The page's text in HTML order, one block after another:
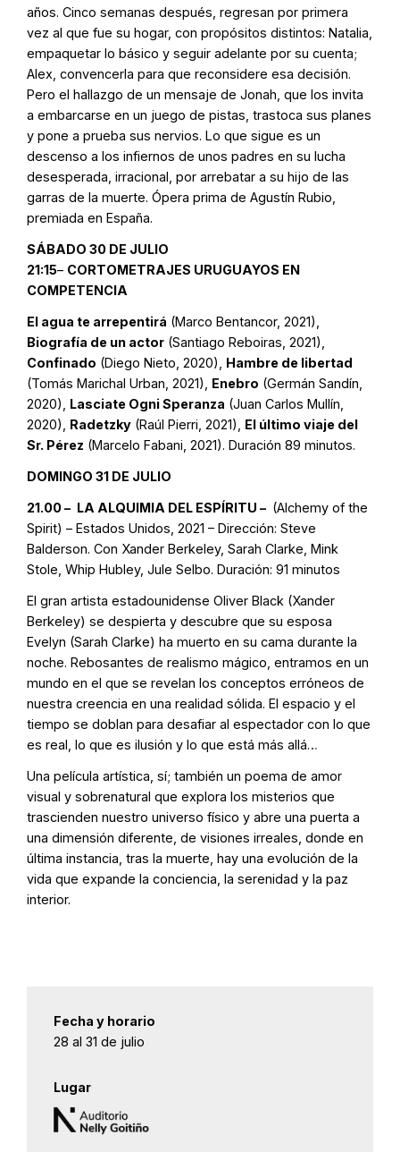
años. Cinco semanas después, regresan por primera
vez al que fue su hogar, con propósitos distintos: Natalia,
empaquetar lo básico y seguir adelante por su cuenta;
Alex, convencerla para que reconsidere esa decisión.
Pero el hallazgo de un mensaje de Jonah, que los invita
a embarcarse en un juego de pistas, trastoca sus planes
y pone a prueba sus nervios. Lo que sigue es un
descenso a los infiernos de unos padres en su lucha
desesperada, irracional, por arrebatar a su hijo de las
garras de la muerte. Ópera prima de Agustín Rubio,
premiada en España.
SÁBADO 30 DE JULIO
21:15– CORTOMETRAJES URUGUAYOS EN
COMPETENCIA
El agua te arrepentirá (Marco Bentancor, 2021),
Biografía de un actor (Santiago Reboiras, 2021),
Confinado (Diego Nieto, 2020), Hambre de libertad
(Tomás Marichal Urban, 2021), Enebro (Germán Sandín,
2020), Lasciate Ogni Speranza (Juan Carlos Mullín,
2020), Radetzky (Raúl Pierri, 2021), El último viaje del
Sr. Pérez (Marcelo Fabani, 2021). Duración 89 minutos.
DOMINGO 31 DE JULIO
21.00 – LA ALQUIMIA DEL ESPÍRITU – (Alchemy of the
Spirit) – Estados Unidos, 2021 – Dirección: Steve
Balderson. Con Xander Berkeley, Sarah Clarke, Mink
Stole, Whip Hubley, Jule Selbo. Duración: 91 minutos
El gran artista estadounidense Oliver Black (Xander
Berkeley) se despierta y descubre que su esposa
Evelyn (Sarah Clarke) ha muerto en su cama durante la
noche. Rebosantes de realismo mágico, entramos en un
mundo en el que se revelan los conceptos erróneos de
nuestra creencia en una realidad sólida. El espacio y el
tiempo se doblan para desafiar al espectador con lo que
es real, lo que es ilusión y lo que está más allá…
Una película artística, sí; también un poema de amor
visual y sobrenatural que explora los misterios que
trascienden nuestro universo físico y abre una puerta a
una dimensión diferente, de visiones irreales, donde en
última instancia, tras la muerte, hay una evolución de la
vida que expande la conciencia, la serenidad y la paz
interior.
Fecha y horario
28 al 31 de julio
Lugar